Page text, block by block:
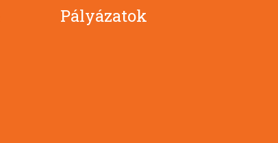
Pályázatok